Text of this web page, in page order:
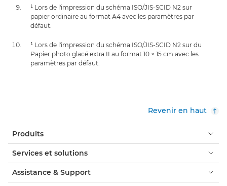
¹ Lors de l'impression du schéma ISO/JIS-SCID N2 sur
papier ordinaire au format A4 avec les paramètres par
défaut.
¹ Lors de l'impression du schéma ISO/JIS-SCID N2 sur du
Papier photo glacé extra II au format 10 × 15 cm avec les
paramètres par défaut.
Revenir en haut
Produits
Services et solutions
Assistance & Support